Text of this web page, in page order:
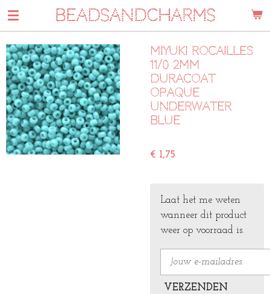
Ga
direct
naar
de
hoofdinhoud
BEADSANDCHARMS
Miyuki rocailles
11/0 2mm
duracoat
opaque
underwater
blue
€ 1,75
Laat het me weten
wanneer dit product
weer op voorraad is.
VERZENDEN